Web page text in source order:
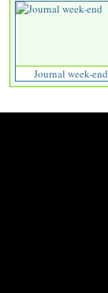
Journal week-end